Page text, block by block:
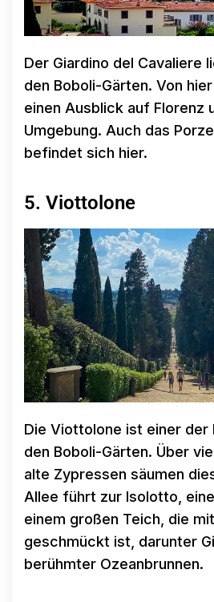
Der Giardino del Cavaliere
den Boboli-Gärten. Von
einen Ausblick auf Florenz
Umgebung. Auch das
befindet sich hier.
5. Viottolone
Die Viottolone ist einer der
den Boboli-Gärten. Über
alte Zypressen säumen
Allee führt zur Isolotto,
einem großen Teich, die
geschmückt ist, darunter
berühmter Ozeanbrunnen.